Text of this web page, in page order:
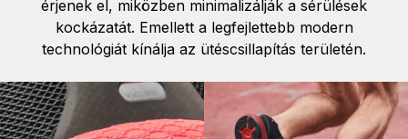
érjenek el, miközben minimalizálják a sérülések
kockázatát. Emellett a legfejlettebb modern
technológiát kínálja az ütéscsillapítás területén.